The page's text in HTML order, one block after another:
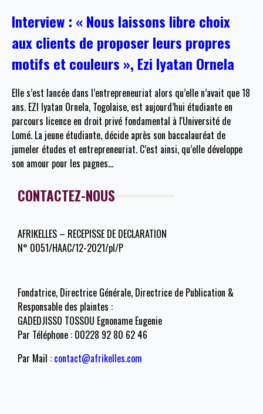
Interview : « Nous laissons libre choix
aux clients de proposer leurs propres
motifs et couleurs », Ezi Iyatan Ornela
Elle s’est lancée dans l’entrepreneuriat alors qu’elle n’avait que 18
ans. EZI Iyatan Ornela, Togolaise, est aujourd’hui étudiante en
parcours licence en droit privé fondamental à l'Université de
Lomé. La jeune étudiante, décide après son baccalauréat de
jumeler études et entrepreneuriat. C’est ainsi, qu’elle développe
son amour pour les pagnes…
CONTACTEZ-NOUS
AFRIKELLES – RECEPISSE DE DECLARATION
N° 0051/HAAC/12-2021/pl/P
Fondatrice, Directrice Générale, Directrice de Publication &
Responsable des plaintes :
GADEDJISSO TOSSOU Egnoname Eugenie
Par Téléphone : 00228 92 80 62 46
Par Mail : contact@afrikelles.com